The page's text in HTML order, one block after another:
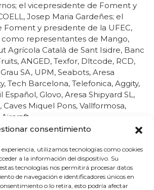
consentimiento
utilizamos tecnologías como cookies
a la información del dispositivo. Su
tecnologías nos permitirá procesar datos
de navegación e identificadores únicos en
o lo retira, esto podría afectar
el vicepresidente de Foment y
Josep Maria Gardeñes; el
Foment y presidente de la UFEC,
como representantes de Mango,
Agrícola Català de Sant Isidre, Banc
ANGED, Texfor, Dltcode, RCD,
SA, UPM, Seabots, Aresa
Tech Barcelona, Telefonica, Aggity,
Glovo, Aresa Shipyard SL,
Caves Miquel Pons, Vallformosa,
nuevas oportunidades de
el contacto entre empresas e
compartidos en sectores
la economía productiva.